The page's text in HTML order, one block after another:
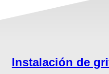
Instalación de